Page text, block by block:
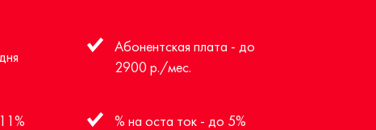
Абонентская плата - до
2900 р./мес.
% на оста ток - до 5%